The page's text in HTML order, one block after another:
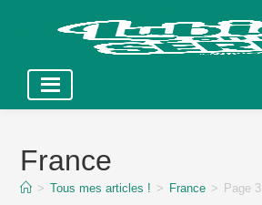
contentFrance
> Tous mes articles ! > France > Page 3